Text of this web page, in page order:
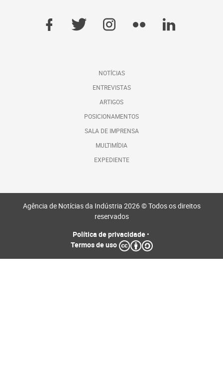
NOTÍCIAS
ENTREVISTAS
ARTIGOS
POSICIONAMENTOS
SALA DE IMPRENSA
MULTIMÍDIA
EXPEDIENTE
Agência de Notícias da Indústria 2026 © Todos os direitos
reservados
Política de privacidade•
Termos de uso